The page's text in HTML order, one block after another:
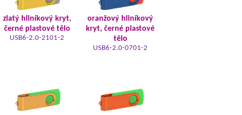
zlatý hliníkový kryt,
černé plastové tělo
USB6-2.0-2101-2
oranžový hliníkový
kryt, černé plastové
tělo
USB6-2.0-0701-2